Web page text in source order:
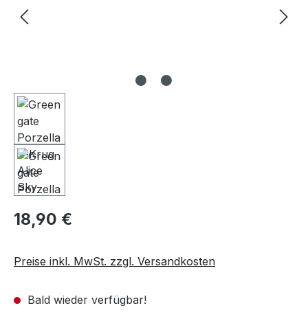
18,90 €
Preise inkl. MwSt. zzgl. Versandkosten
Bald wieder verfügbar!